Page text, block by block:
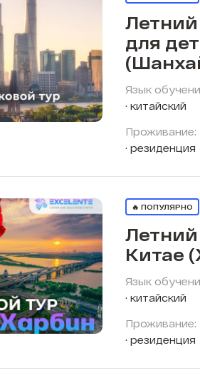
Летний
для
Язык
китайский
Проживание:
резиденция
🔥 ПОПУЛЯРНО
Летний
Китае
Язык
китайский
Проживание:
резиденция